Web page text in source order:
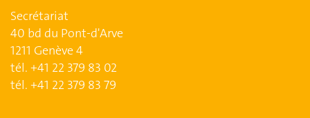
Secrétariat
40 bd du Pont-d'Arve
1211 Genève 4
tél. +41 22 379 83 02
tél. +41 22 379 83 79